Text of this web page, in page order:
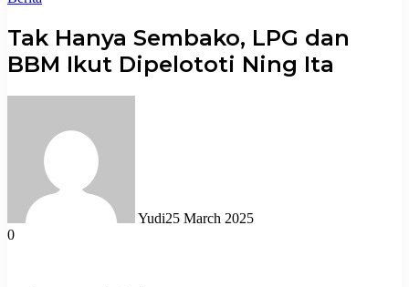
Tak Hanya Sembako, LPG dan
BBM Ikut Dipelototi Ning Ita
Yudi25 March 2025
0